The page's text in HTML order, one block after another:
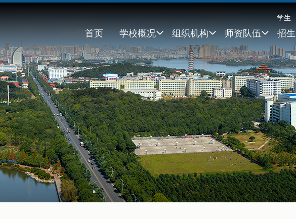
学生
首页 学校概况 组织机构 师资队伍 招